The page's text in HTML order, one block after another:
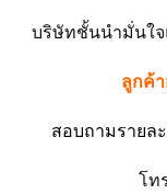
บริษัทชั้นนำมั่นใจ
ลูกค้
สอบถามรายล
โท